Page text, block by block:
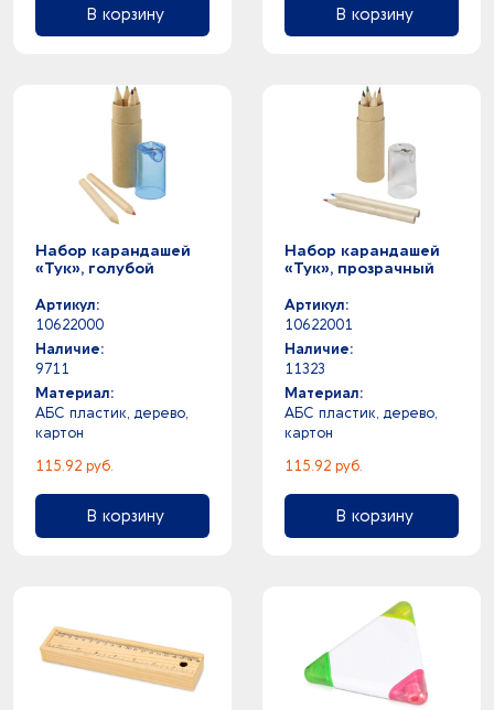
В корзину В корзину
Набор карандашей
«Тук», голубой
Артикул:
10622000
Наличие:
9711
Материал:
АБС пластик, дерево,
картон
115.92 руб.
В корзину
Набор карандашей
«Тук», прозрачный
Артикул:
10622001
Наличие:
11323
Материал:
АБС пластик, дерево,
картон
115.92 руб.
В корзину